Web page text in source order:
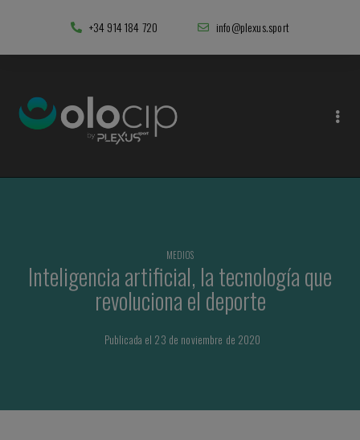
+34 914 184 720 info@plexus.sport
MEDIOS
Inteligencia artificial, la tecnología que
revoluciona el deporte
Publicada el 23 de noviembre de 2020